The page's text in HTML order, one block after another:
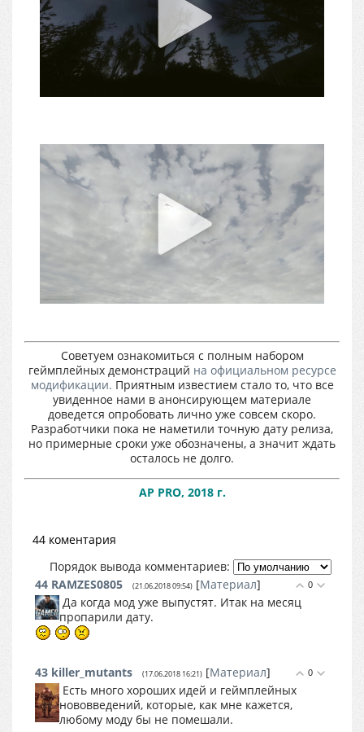
Советуем ознакомиться с полным набором
геймплейных демонстраций на официальном ресурсе
модификации. Приятным известием стало то, что все
увиденное нами в анонсирующем материале
доведется опробовать лично уже совсем скоро.
Разработчики пока не наметили точную дату релиза,
но примерные сроки уже обозначены, а значит ждать
осталось не долго.
AP PRO, 2018 г.
44 коментария
Порядок вывода комментариев:
0
44 RAMZES0805 (21.06.2018 09:54) [Материал]
Да когда мод уже выпустят. Итак на месяц
пропарили дату.
0
43 killer_mutants (17.06.2018 16:21) [Материал]
Есть много хороших идей и геймплейных
нововведений, которые, как мне кажется,
любому моду бы не помешали.